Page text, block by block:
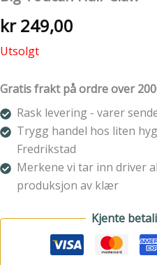
kr249,00
Utsolgt
Gratis frakt på ordre over
Rask levering - varer
Trygg handel hos liten
Fredrikstad
Merkene vi tar inn driver
produksjon av klær
Kjente